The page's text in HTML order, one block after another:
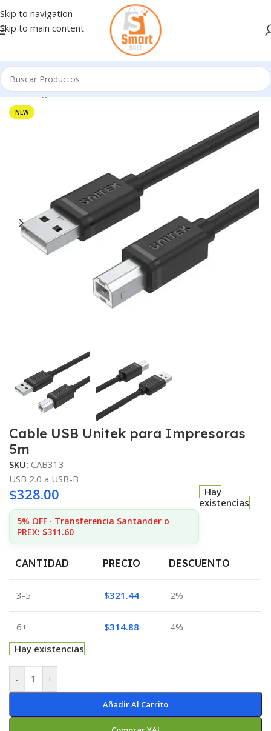
Skip to navigation
Skip to main content
Inicio/Ingresando
NEW
Cable USB Unitek para Impresoras
5m
SKU: CAB313
USB 2.0 a USB-B
$328.00
5% OFF · Transferencia Santander o
PREX: $311.60
Hay
existencias
CANTIDAD PRECIO DESCUENTO
3-5 $321.44 2%
6+ $314.88
4%
Hay existencias
- +
Añadir Al Carrito